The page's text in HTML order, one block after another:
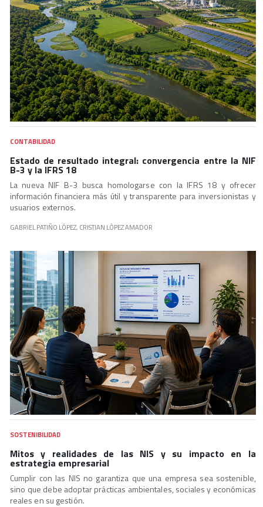
CONTABILIDAD
Estado de resultado integral: convergencia entre la NIF
B-3 y la IFRS 18
La nueva NIF B-3 busca homologarse con la IFRS 18 y ofrecer
información financiera más útil y transparente para inversionistas y
usuarios externos.
GABRIEL PATIÑO LÓPEZ, CRISTIAN LÓPEZ AMADOR
SOSTENIBILIDAD
Mitos y realidades de las NIS y su impacto en la
estrategia empresarial
Cumplir con las NIS no garantiza que una empresa sea sostenible,
sino que debe adoptar prácticas ambientales, sociales y económicas
reales en su gestión.